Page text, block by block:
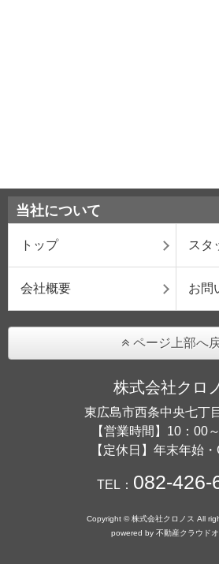
当社について
トップ スタ
会社概要 お問
ページ上部へ
株式会社クロ
東広島市西条中央七丁
【営業時間】10：00
【定休日】年末年始
TEL： 082-426-
Copyright © 株式会社クロノス All
powered by 不動産クラウドオ